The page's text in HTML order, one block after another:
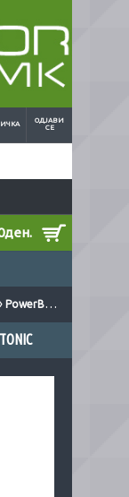
ОДЈАВИ
СЕ
PowerBar 5Electrolytes lemon tonic